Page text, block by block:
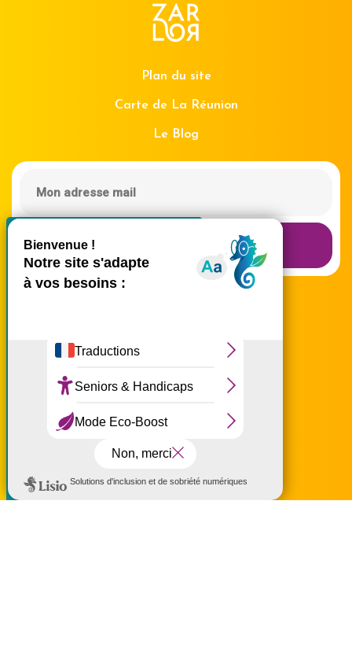
Tout accepter
Tout refuser
Masquer le
Plan du site
Carte de La Réunion
Le Blog
Recevoir la Newsletter
accueil@ouest-lareunion.com
tél.02 62 42 31 31